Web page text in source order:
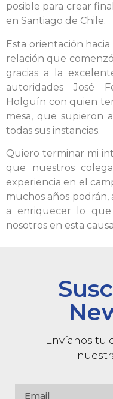
posible para crear
en Santiago de Chile.
Esta orientación
relación que
gracias a la
autoridades José
Holguín con quien
mesa, que supieron
todas sus instancias.
Quiero terminar mi
que nuestros
experiencia en el
muchos años
a enriquecer lo
nosotros en esta causa
Envíanos tu